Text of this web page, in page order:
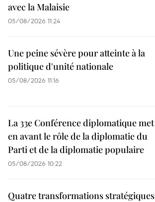
avec la Malaisie
05/08/2026 11:24
Une peine sévère pour atteinte à la
politique d'unité nationale
05/08/2026 11:16
La 33e Conférence diplomatique met
en avant le rôle de la diplomatie du
Parti et de la diplomatie populaire
05/08/2026 10:22
Quatre transformations stratégiques